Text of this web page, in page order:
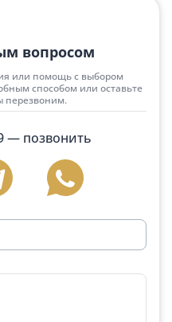
вопросом
или помощь с выбором
способом или оставьте
перезвоним.
— позвонить